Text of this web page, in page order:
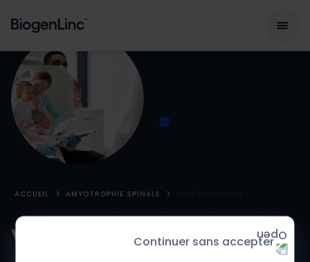
Continuer sans accepter
ACCUEIL AMYOTROPHIE SPINALE
Vivre avec la SMA